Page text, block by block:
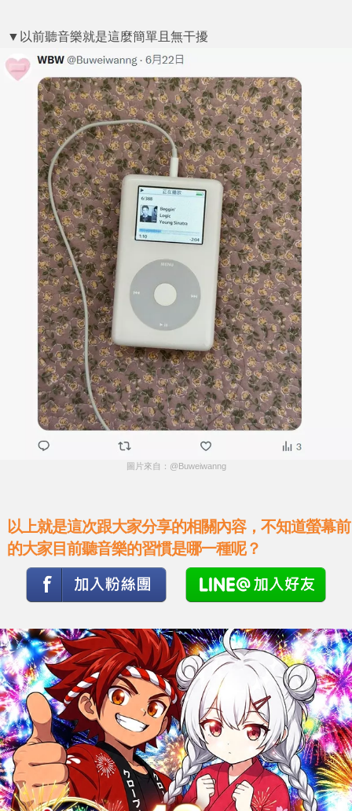
▼以前聽音樂就是這麼簡單且無干擾
圖片來自：@Buweiwanng
以上就是這次跟大家分享的相關內容，不知道螢幕前
的大家目前聽音樂的習慣是哪一種呢？